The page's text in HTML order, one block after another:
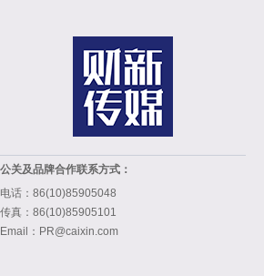
公关及品牌合作联系方式：
电话：86(10)85905048
传真：86(10)85905101
Email：PR@caixin.com